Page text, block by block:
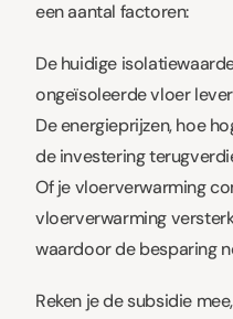
een aantal factoren:
De huidige
ongeïsoleerde vloer
De energieprijzen, hoe
de investering
Of je vloerverwarming
vloerverwarming
waardoor de besparing
Reken je de subsidie